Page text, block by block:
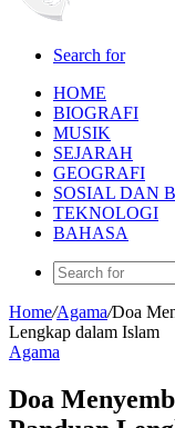
Search for
HOME
BIOGRAFI
MUSIK
SEJARAH
GEOGRAFI
SOSIAL DAN
TEKNOLOGI
BAHASA
Home/Agama/Doa
Lengkap dalam Islam
Agama
Doa